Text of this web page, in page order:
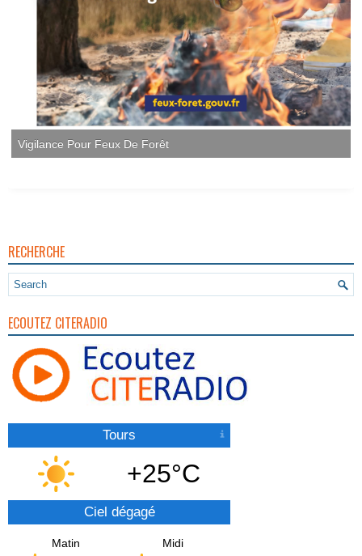
Vigilance Pour Feux De Forêt
RECHERCHE
ECOUTEZ CITERADIO
Tours
+25°C
Ciel dégagé
Matin Midi